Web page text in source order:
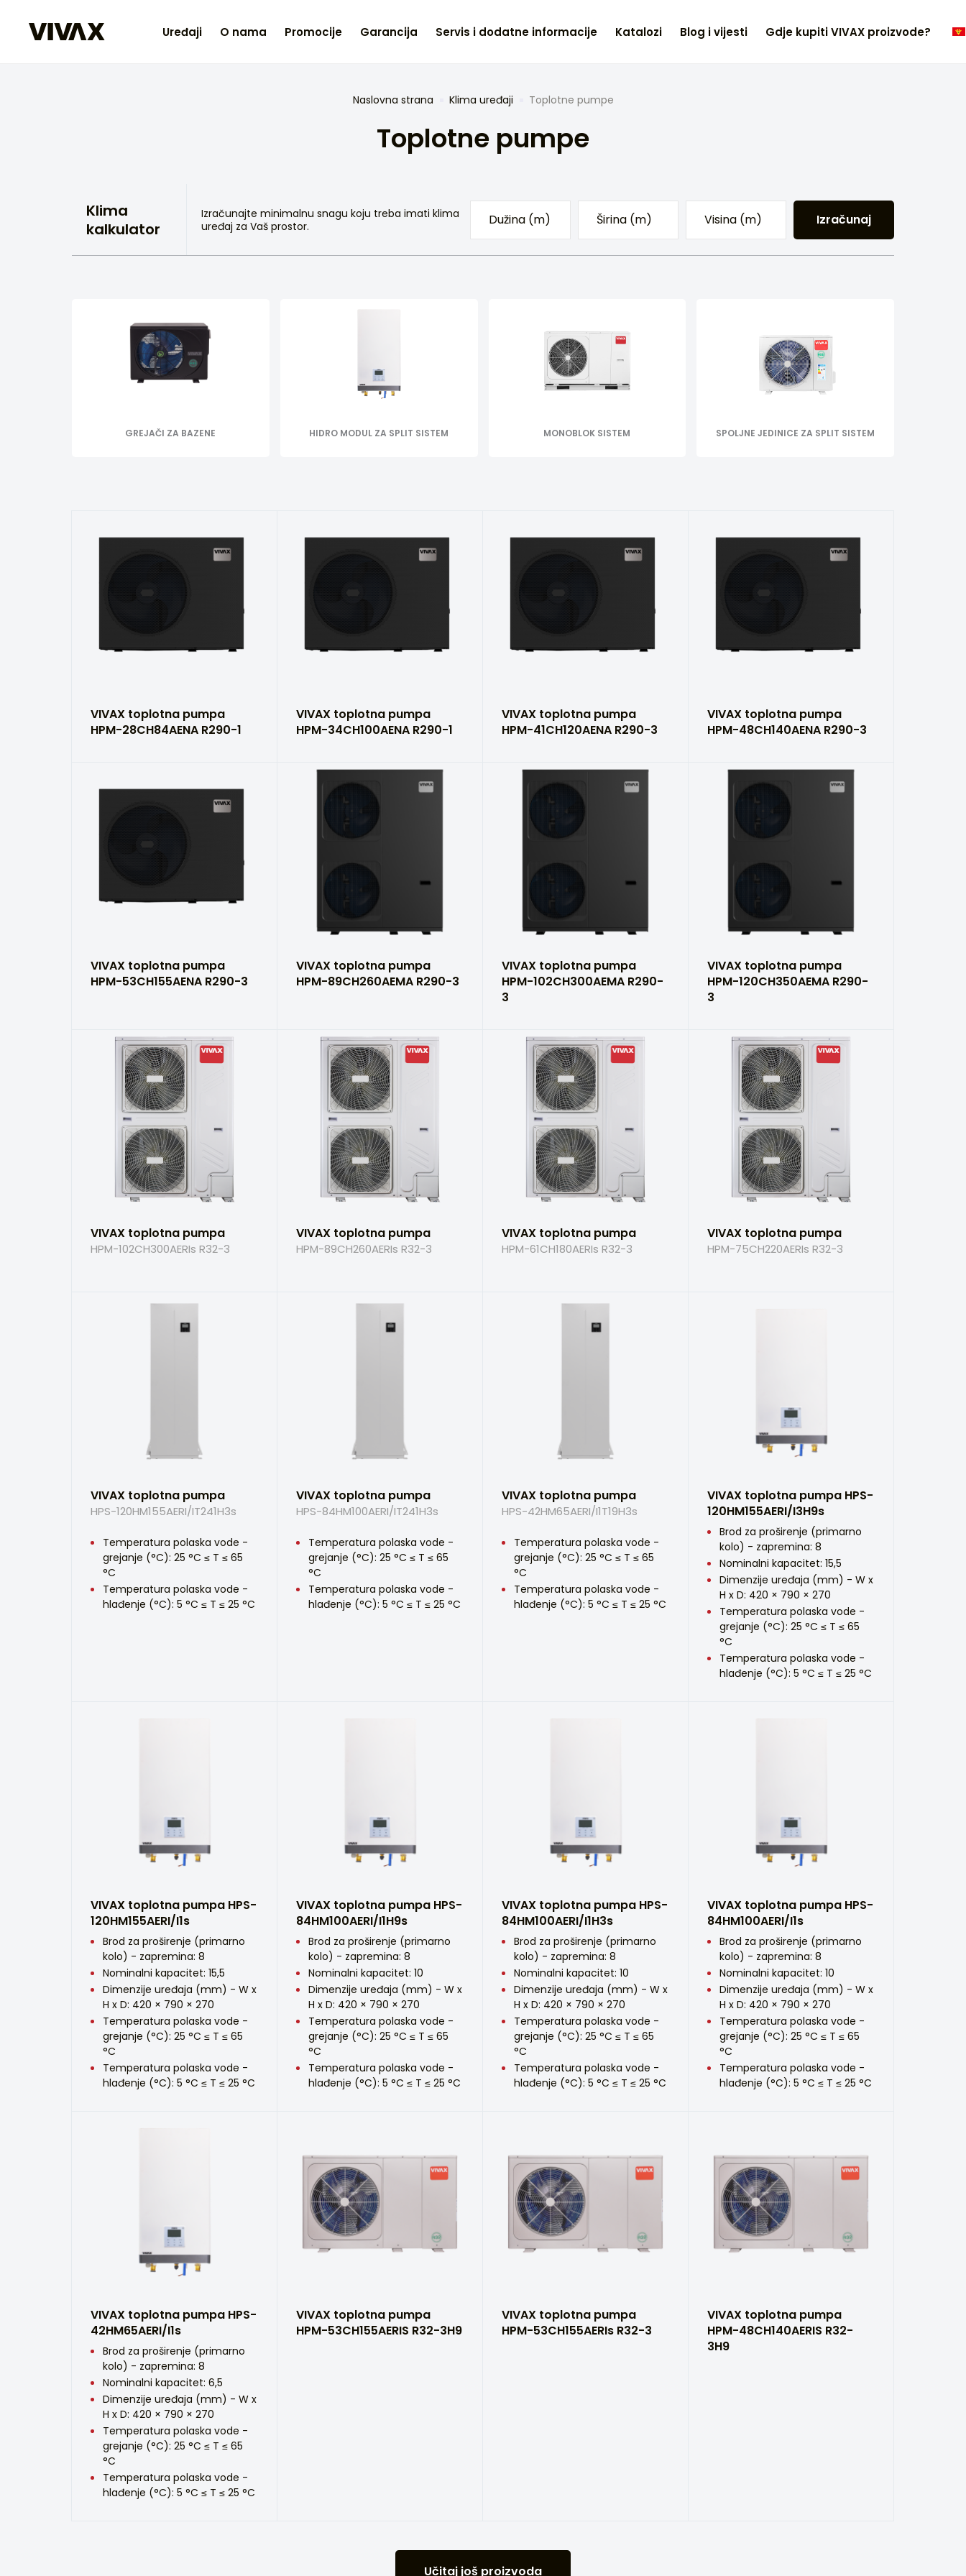
Uređaji O nama Promocije Garancija Servis i dodatne informacije Katalozi Blog i vijesti Gdje kupiti VIVAX proizvode?
Naslovna strana Klima uređaji Toplotne pumpe
Toplotne pumpe
Klima
kalkulator
Izračunajte minimalnu snagu koju treba imati klima
uređaj za Vaš prostor.
Izračunaj
GREJAČI ZA BAZENE HIDRO MODUL ZA SPLIT SISTEM MONOBLOK SISTEM SPOLJNE JEDINICE ZA SPLIT SISTEM
VIVAX toplotna pumpa
HPM-28CH84AENA R290-1
VIVAX toplotna pumpa
HPM-34CH100AENA R290-1
VIVAX toplotna pumpa
HPM-41CH120AENA R290-3
VIVAX toplotna pumpa
HPM-48CH140AENA R290-3
VIVAX toplotna pumpa
HPM-53CH155AENA R290-3
VIVAX toplotna pumpa
HPM-89CH260AEMA R290-3
VIVAX toplotna pumpa
HPM-102CH300AEMA R290-
3
VIVAX toplotna pumpa
HPM-120CH350AEMA R290-
3
VIVAX toplotna pumpa
HPM-102CH300AERIs R32-3
VIVAX toplotna pumpa
HPM-89CH260AERIs R32-3
VIVAX toplotna pumpa
HPM-61CH180AERIs R32-3
VIVAX toplotna pumpa
HPM-75CH220AERIs R32-3
VIVAX toplotna pumpa
HPS-120HM155AERI/IT241H3s
Temperatura polaska vode -
grejanje (°C): 25 °C ≤ T ≤ 65
°C
Temperatura polaska vode -
hlađenje (°C): 5 °C ≤ T ≤ 25 °C
VIVAX toplotna pumpa
HPS-84HM100AERI/IT241H3s
Temperatura polaska vode -
grejanje (°C): 25 °C ≤ T ≤ 65
°C
Temperatura polaska vode -
hlađenje (°C): 5 °C ≤ T ≤ 25 °C
VIVAX toplotna pumpa
HPS-42HM65AERI/I1T19H3s
Temperatura polaska vode -
grejanje (°C): 25 °C ≤ T ≤ 65
°C
Temperatura polaska vode -
hlađenje (°C): 5 °C ≤ T ≤ 25 °C
VIVAX toplotna pumpa HPS-
120HM155AERI/I3H9s
Brod za proširenje (primarno
kolo) - zapremina: 8
Nominalni kapacitet: 15,5
Dimenzije uređaja (mm) - W x
H x D: 420 × 790 × 270
Temperatura polaska vode -
grejanje (°C): 25 °C ≤ T ≤ 65
°C
Temperatura polaska vode -
hlađenje (°C): 5 °C ≤ T ≤ 25 °C
VIVAX toplotna pumpa HPS-
120HM155AERI/I1s
Brod za proširenje (primarno
kolo) - zapremina: 8
Nominalni kapacitet: 15,5
Dimenzije uređaja (mm) - W x
H x D: 420 × 790 × 270
Temperatura polaska vode -
grejanje (°C): 25 °C ≤ T ≤ 65
°C
Temperatura polaska vode -
hlađenje (°C): 5 °C ≤ T ≤ 25 °C
VIVAX toplotna pumpa HPS-
84HM100AERI/I1H9s
Brod za proširenje (primarno
kolo) - zapremina: 8
Nominalni kapacitet: 10
Dimenzije uređaja (mm) - W x
H x D: 420 × 790 × 270
Temperatura polaska vode -
grejanje (°C): 25 °C ≤ T ≤ 65
°C
Temperatura polaska vode -
hlađenje (°C): 5 °C ≤ T ≤ 25 °C
VIVAX toplotna pumpa HPS-
84HM100AERI/I1H3s
Brod za proširenje (primarno
kolo) - zapremina: 8
Nominalni kapacitet: 10
Dimenzije uređaja (mm) - W x
H x D: 420 × 790 × 270
Temperatura polaska vode -
grejanje (°C): 25 °C ≤ T ≤ 65
°C
Temperatura polaska vode -
hlađenje (°C): 5 °C ≤ T ≤ 25 °C
VIVAX toplotna pumpa HPS-
84HM100AERI/I1s
Brod za proširenje (primarno
kolo) - zapremina: 8
Nominalni kapacitet: 10
Dimenzije uređaja (mm) - W x
H x D: 420 × 790 × 270
Temperatura polaska vode -
grejanje (°C): 25 °C ≤ T ≤ 65
°C
Temperatura polaska vode -
hlađenje (°C): 5 °C ≤ T ≤ 25 °C
VIVAX toplotna pumpa HPS-
42HM65AERI/I1s
Brod za proširenje (primarno
kolo) - zapremina: 8
Nominalni kapacitet: 6,5
Dimenzije uređaja (mm) - W x
H x D: 420 × 790 × 270
Temperatura polaska vode -
grejanje (°C): 25 °C ≤ T ≤ 65
°C
Temperatura polaska vode -
hlađenje (°C): 5 °C ≤ T ≤ 25 °C
VIVAX toplotna pumpa
HPM-53CH155AERIS R32-3H9
VIVAX toplotna pumpa
HPM-53CH155AERIs R32-3
VIVAX toplotna pumpa
HPM-48CH140AERIS R32-
3H9
Učitaj još proizvoda